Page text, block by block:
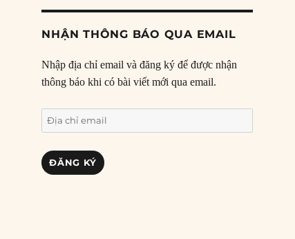
NHẬN THÔNG BÁO QUA EMAIL
Nhập địa chỉ email và đăng ký để được nhận
thông báo khi có bài viết mới qua email.
Địa
chỉ
email
ĐĂNG KÝ